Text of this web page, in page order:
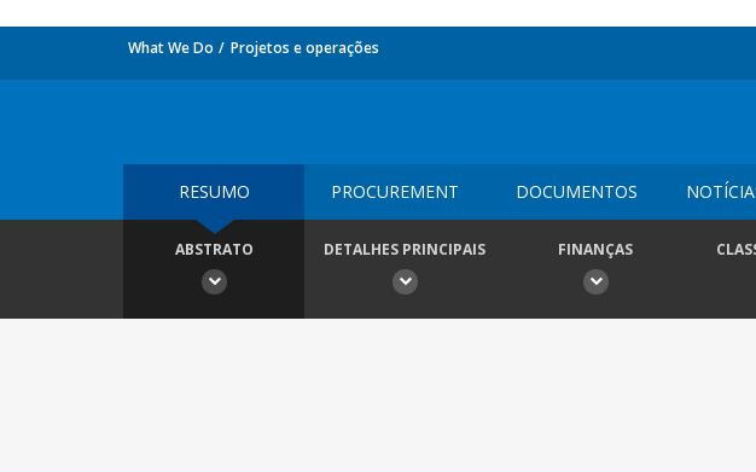
What We Do Projetos e operações
RESUMO PROCUREMENT DOCUMENTOS
ABSTRATO DETALHES PRINCIPAIS FINANÇAS